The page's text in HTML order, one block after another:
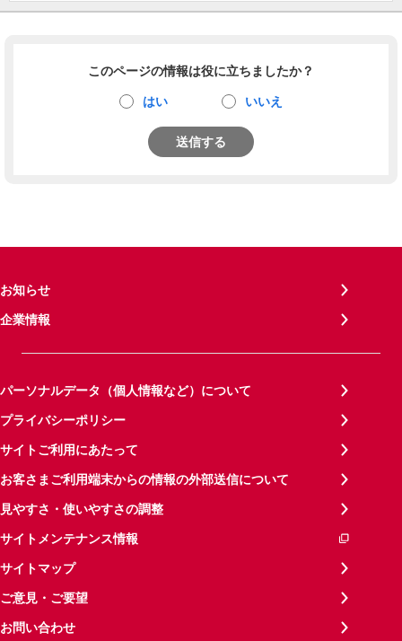
このページの情報は役に立ちましたか？
はい いいえ
送信する
お知らせ
企業情報
パーソナルデータ（個人情報など）について
プライバシーポリシー
サイトご利用にあたって
お客さまご利用端末からの情報の外部送信について
見やすさ・使いやすさの調整
サイトメンテナンス情報
サイトマップ
ご意見・ご要望
お問い合わせ